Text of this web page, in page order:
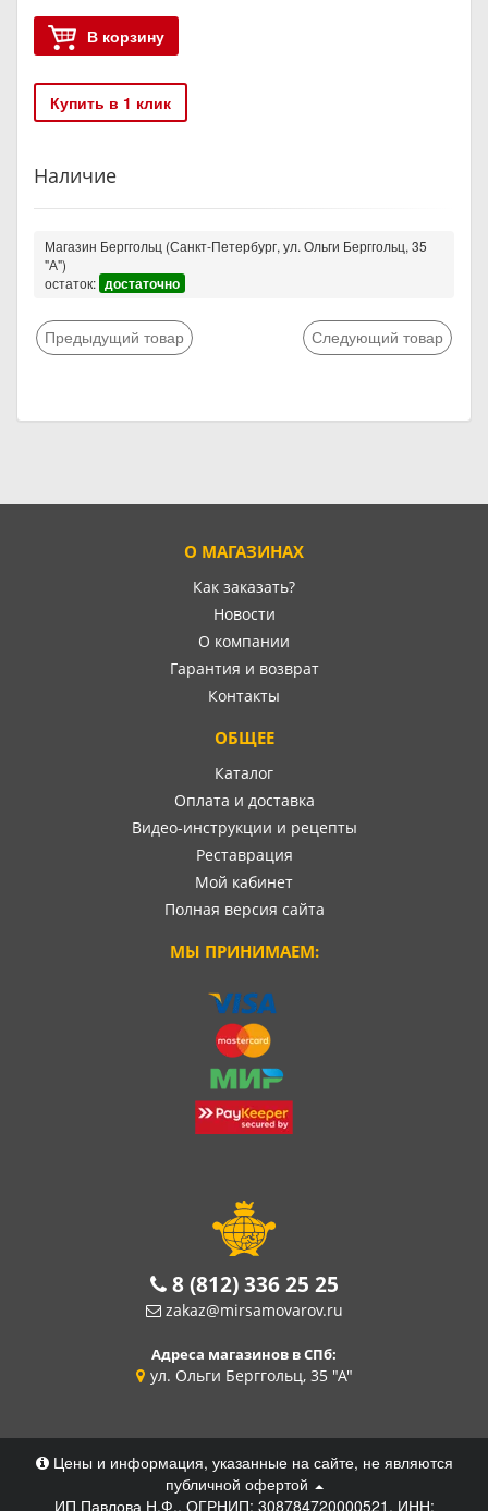
В корзину
Купить в 1 клик
Наличие
Магазин Берггольц (Санкт-Петербург, ул. Ольги Берггольц, 35
"А")
остаток: достаточно
Предыдущий товар Следующий товар
О МАГАЗИНАХ
Как заказать?
Новости
О компании
Гарантия и возврат
Контакты
ОБЩЕЕ
Каталог
Оплата и доставка
Видео-инструкции и рецепты
Реставрация
Мой кабинет
Полная версия сайта
МЫ ПРИНИМАЕМ:
8 (812) 336 25 25
zakaz@mirsamovarov.ru
Адреса магазинов в СПб:
ул. Ольги Берггольц, 35 "А"
Цены и информация, указанные на сайте, не являются
публичной офертой
ИП Павлова Н.Ф., ОГРНИП: 308784720000521, ИНН: